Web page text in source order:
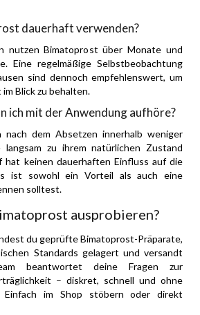
dauerhaft verwenden?
nutzen Bimatoprost über Monate und
Eine regelmäßige Selbstbeobachtung
sind dennoch empfehlenswert, um
Blick zu behalten.
ich mit der Anwendung aufhöre?
nach dem Absetzen innerhalb weniger
zu ihrem natürlichen Zustand
hat keinen dauerhaften Einfluss auf die
ist sowohl ein Vorteil als auch eine
solltest.
ausprobieren?
du geprüfte Bimatoprost-Präparate,
Standards gelagert und versandt
beantwortet deine Fragen zur
– diskret, schnell und ohne
Einfach im Shop stöbern oder direkt